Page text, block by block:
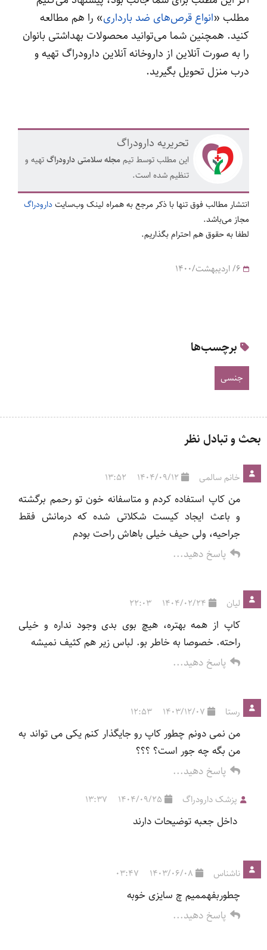
مطلب «انواع قرص‌های ضد بارداری» را هم مطالعه
کنید. همچنین شما می‌توانید محصولات بهداشتی بانوان
را به صورت آنلاین از داروخانه آنلاین دارودراگ تهیه و
درب منزل تحویل بگیرید.
تحریریه دارودراگ
این مطلب توسط تیممجله سلامتی دارودراگتهیه و
تنظیم شده است.
انتشار مطالب فوق تنها با ذکر مرجع به همراه لینک وب‌سایتدارودراگ
مجاز می‌باشد.
لطفا به حقوق هم احترام بگذاریم.
برچسب‌ها
جنسی
بحث و تبادل نظر
خانم سالمی 1404/09/12
13:52
من کاپ استفاده کردم و متاسفانه خون تو رحمم برگشته
و باعث ایجاد کیست شکلاتی شده که درمانش فقط
جراحیه، ولی حیف خیلی باهاش راحت بودم
پاسخ دهید...
لیان 1404/02/24
22:03
کاپ از همه بهتره، هیچ بوی بدی وجود نداره و خیلی
راحته. خصوصا به خاطر بو. لباس زیر هم کثیف نمیشه
پاسخ دهید...
رستا 1403/12/07
12:53
من نمی دونم چطور کاپ رو جایگذار کنم یکی می تواند به
من بگه چه جور است؟ ؟؟؟
پاسخ دهید...
پزشک دارودراگ 1404/09/25
13:37
داخل جعبه توضیحات دارند
ناشناس 1403/06/08
03:47
چطوربفهممیم چ سایزی خوبه
پاسخ دهید...